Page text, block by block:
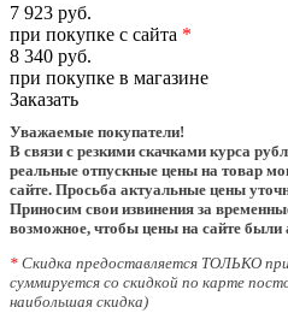
7 923 руб.
при покупке с сайта *
8 340 руб.
при покупке в магазине
Заказать
Уважаемые покупатели!
В связи с резкими скачками курса
реальные отпускные цены на товар
сайте. Просьба актуальные цены
Приносим свои извинения за
возможное, чтобы цены на сайте
* Скидка предоставляется ТОЛЬКО
суммируется со скидкой по карте
наибольшая скидка)